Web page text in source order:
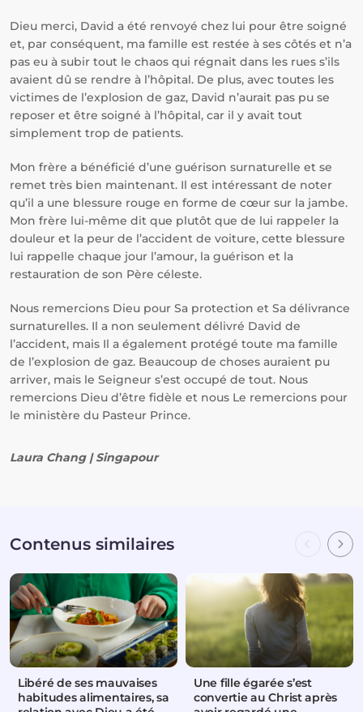
Dieu merci, David a été renvoyé chez lui pour être soigné
et, par conséquent, ma famille est restée à ses côtés et n’a
pas eu à subir tout le chaos qui régnait dans les rues s’ils
avaient dû se rendre à l’hôpital. De plus, avec toutes les
victimes de l’explosion de gaz, David n’aurait pas pu se
reposer et être soigné à l’hôpital, car il y avait tout
simplement trop de patients.
Mon frère a bénéficié d’une guérison surnaturelle et se
remet très bien maintenant. Il est intéressant de noter
qu’il a une blessure rouge en forme de cœur sur la jambe.
Mon frère lui-même dit que plutôt que de lui rappeler la
douleur et la peur de l’accident de voiture, cette blessure
lui rappelle chaque jour l’amour, la guérison et la
restauration de son Père céleste.
Nous remercions Dieu pour Sa protection et Sa délivrance
surnaturelles. Il a non seulement délivré David de
l’accident, mais Il a également protégé toute ma famille
de l’explosion de gaz. Beaucoup de choses auraient pu
arriver, mais le Seigneur s’est occupé de tout. Nous
remercions Dieu d’être fidèle et nous Le remercions pour
le ministère du Pasteur Prince.
Laura Chang | Singapour
Contenus similaires
Libéré de ses mauvaises
habitudes alimentaires, sa
Une fille égarée s’est
convertie au Christ après